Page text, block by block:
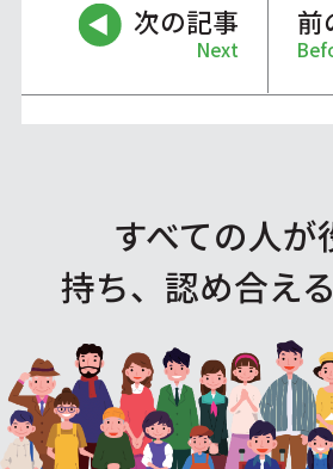
次の記事
Next
前
すべての人が
持ち、認め合え